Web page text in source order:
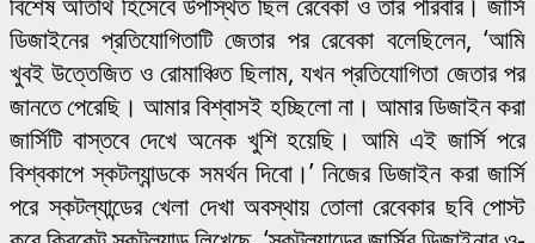
ডিজাইনের প্রতিযোগিতাটি জেতার পর রেবেকা বলেছিলেন, ‘আমি
খুবই উত্তেজিত ও রোমাঞ্চিত ছিলাম, যখন প্রতিযোগিতা জেতার পর
জানতে পেরেছি। আমার বিশ্বাসই হচ্ছিলো না। আমার ডিজাইন করা
জার্সিটি বাস্তবে দেখে অনেক খুশি হয়েছি। আমি এই জার্সি পরে
বিশ্বকাপে স্কটল্যান্ডকে সমর্থন দিবো।’ নিজের ডিজাইন করা জার্সি
পরে স্কটল্যান্ডের খেলা দেখা অবস্থায় তোলা রেবেকার ছবি পোস্ট